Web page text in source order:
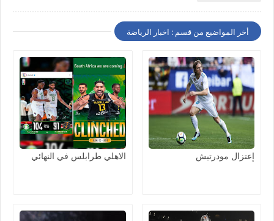
أخر المواضيع من قسم : اخبار الرياضة
إعتزال مودرتيش الاهلي طرابلس في النهائي